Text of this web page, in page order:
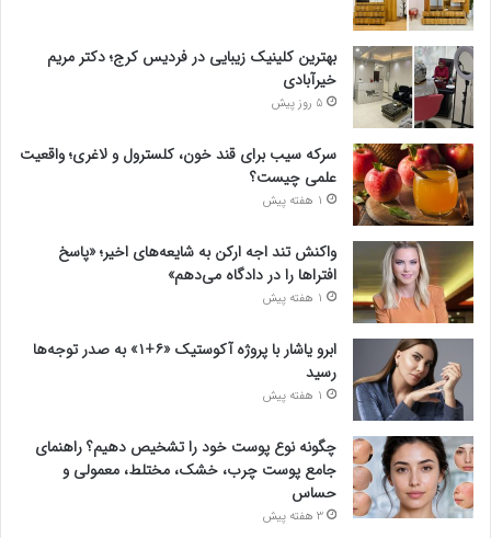
بهترین کلینیک زیبایی در فردیس کرج؛ دکتر مریم
خیرآبادی
5 روز پیش
سرکه سیب برای قند خون، کلسترول و لاغری؛ واقعیت
علمی چیست؟
1 هفته پیش
واکنش تند اجه ارکن به شایعه‌های اخیر؛ «پاسخ
افتراها را در دادگاه می‌دهم»
1 هفته پیش
ابرو یاشار با پروژه آکوستیک «۶+۱» به صدر توجه‌ها
رسید
1 هفته پیش
چگونه نوع پوست خود را تشخیص دهیم؟ راهنمای
جامع پوست چرب، خشک، مختلط، معمولی و
حساس
3 هفته پیش